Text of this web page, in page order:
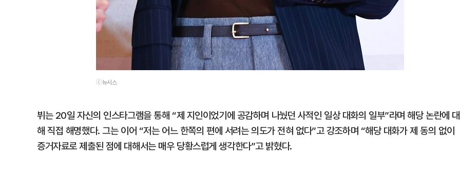
ⓒ뉴시스
뷔는 20일 자신의 인스타그램을 통해 “제 지인이었기에 공감하며 나눴던 사적인 일상 대화의 일부”라며 해당 논란에 대
해 직접 해명했다. 그는 이어 “저는 어느 한쪽의 편에 서려는 의도가 전혀 없다”고 강조하며 “해당 대화가 제 동의 없이
증거자료로 제출된 점에 대해서는 매우 당황스럽게 생각한다”고 밝혔다.